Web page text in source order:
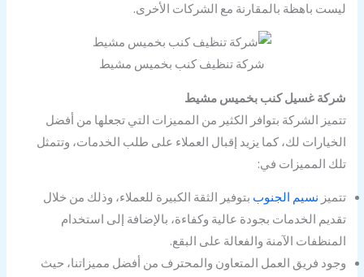
ليست باهظة بالمقارنة مع الشركات الأخرى.
شركة تنظيف كنب بخميس مشيط
شركة غسيل كنب بخميس مشيط
تتميز الشركة بتوافر الكثير من المميزات التي تجعلها من أفضل
الخيارات لك، كما يزيد إقبال العملاء على طلب الخدمات، وتتمثل
تلك المميزات في:
تتميز نسيم الجنوب بتوفير الثقة الكبيرة للعملاء، وذلك من خلال
تقديم الخدمات بجودة عالية وكفاءة، بالإضافة إلى استخدام
المنظفات الآمنة والفعالة على البقع.
وجود فريق العمل المتعاون والمحترف من أفضل مميزاتنا، حيث